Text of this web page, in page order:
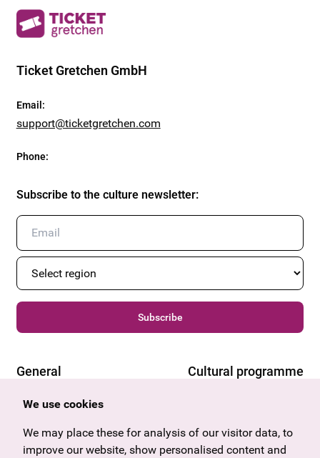
Ticket Gretchen GmbH
Email :
support@ticketgretchen.com
Phone:
Subscribe to the culture newsletter:
Subscribe
General
Offers & News
Gift voucher
Frequently asked questions
Cultural programme
Vorarlberg
Burgenland
We use cookies
We may place these for analysis of our visitor data, to
improve our website, show personalised content and